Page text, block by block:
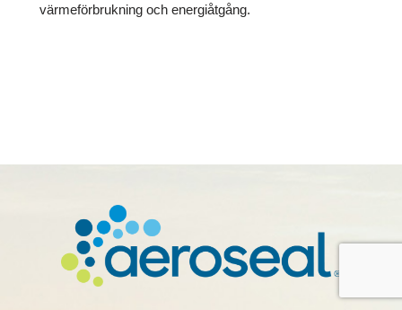
värmeförbrukning och energiåtgång.